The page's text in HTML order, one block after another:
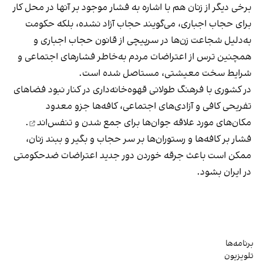
برخی دیگر از زنان هم با اشاره به فشار موجود بر آنها در محل کار
برای حجاب اجباری، می‌گویند حجاب آزاد نشده، بلکه حکومت
به‌دلیل شجاعت زن‌ها در سرپیچی از قانون حجاب اجباری و
همچنین ترس از اعتراضات مردم به‌خاطر فشارهای اجتماعی و
شرایط سخت معیشتی، مستاصل شده است.
در کشوری با فرهنگ طولانی قهوه‌‌خانه‌داری در کنار نبود فضاهای
تفریحی کافی و آزادی‌های اجتماعی، کافه‌ها جزو معدود
مکان‌های مورد علاقه جوان‌ها برای جمع شدن و تنفس‌اند
.
فشار بر کافه‌ها و رستوران‌ها بر سر حجاب و بگیر و ببند زنان،
ممکن است باعث جرقه خوردن دور جدید اعتراضات ضدحکومتی
در ایران بشود.
برنامه‌ها
تلویزیون